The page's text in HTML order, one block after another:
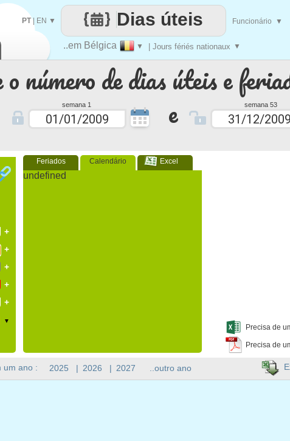
número de dias úteis e
semana 1 e semana 53
+
+
+
+
+
▼
Feriados Calendário Excel
undefined
Precisa de
Precisa de
..em Bélgica ▼ | Jours fériés nationaux ▼
Dias úteis
PT| EN ▼ Funcionário ▼
um ano : 2025 | 2026 | 2027 ..outro ano